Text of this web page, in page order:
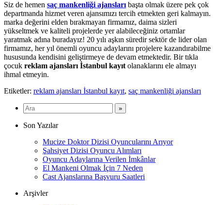
Siz de hemen saç mankenliği ajanslarıbaşta olmak üzere pek çok
departmanda hizmet veren ajansımızı tercih etmekten geri kalmayın.
marka değerini elden bırakmayan firmamız, daima sizleri
yükseltmek ve kaliteli projelerde yer alabileceğiniz ortamlar
yaratmak adına buradayız! 20 yılı aşkın süredir sektör de lider olan
firmamız, her yıl önemli oyuncu adaylarını projelere kazandırabilme
hususunda kendisini geliştirmeye de devam etmektedir. Bir tıkla
çocuk reklam ajansları İstanbul kayıtolanaklarını ele almayı
ihmal etmeyin.
Etiketler: reklam ajansları İstanbul kayıt, saç mankenliği ajansları
Son Yazılar
Mucize Doktor Dizisi Oyuncularını Arıyor
Şahsiyet Dizisi Oyuncu Alımları
Oyuncu Adaylarına Verilen İmkânlar
El Mankeni Olmak İçin 7 Neden
Cast Ajanslarına Başvuru Saatleri
Arşivler